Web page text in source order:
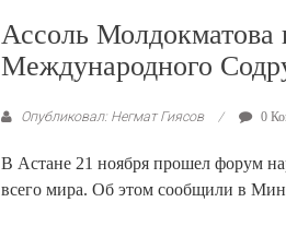
Ассоль Молдокматова
Международного
Опубликовал: Негмат Гиясов 0
В Астане 21 ноября прошел форум
всего мира. Об этом сообщили в